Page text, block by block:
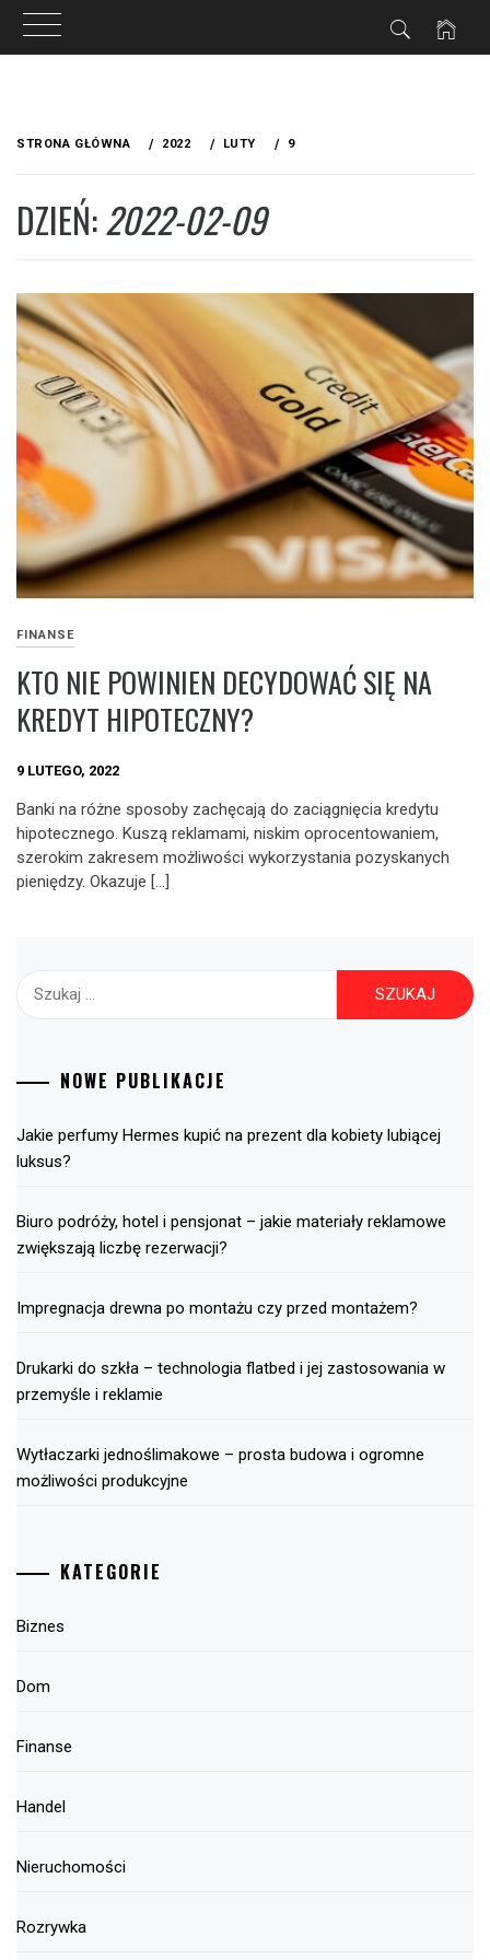
STRONA GŁÓWNA 2022 LUTY 9
DZIEŃ:2022-02-09
FINANSE
KTO NIE POWINIEN DECYDOWAĆ SIĘ NA
KREDYT HIPOTECZNY?
9 LUTEGO, 2022
Banki na różne sposoby zachęcają do zaciągnięcia kredytu
hipotecznego. Kuszą reklamami, niskim oprocentowaniem,
szerokim zakresem możliwości wykorzystania pozyskanych
pieniędzy. Okazuje […]
Szukaj:
NOWE PUBLIKACJE
Jakie perfumy Hermes kupić na prezent dla kobiety lubiącej
luksus?
Biuro podróży, hotel i pensjonat – jakie materiały reklamowe
zwiększają liczbę rezerwacji?
Impregnacja drewna po montażu czy przed montażem?
Drukarki do szkła – technologia flatbed i jej zastosowania w
przemyśle i reklamie
Wytłaczarki jednoślimakowe – prosta budowa i ogromne
możliwości produkcyjne
KATEGORIE
Biznes
Dom
Finanse
Handel
Nieruchomości
Rozrywka